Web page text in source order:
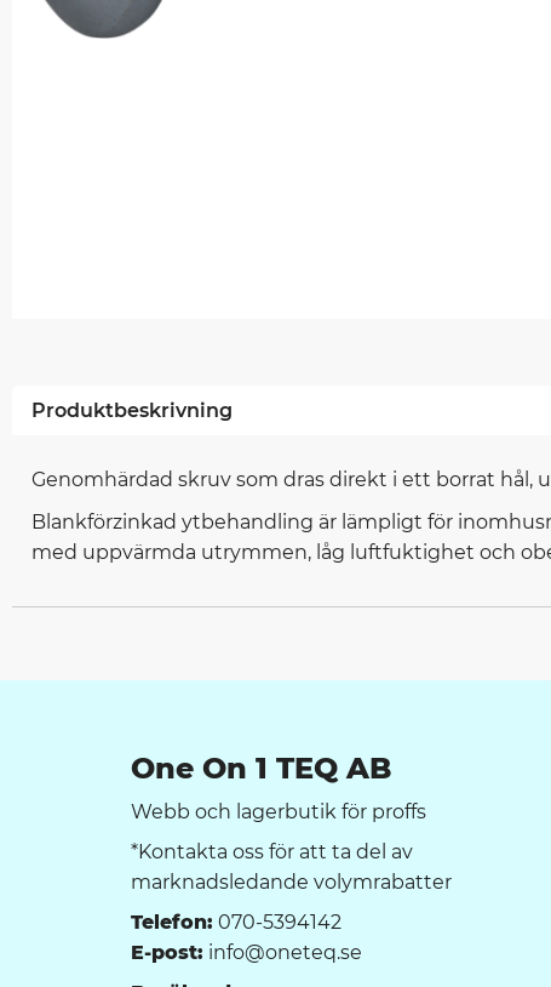
Produktbeskrivning
Genomhärdad skruv som dras direkt i ett borrat hål,
Blankförzinkad ytbehandling är lämpligt för
med uppvärmda utrymmen, låg luftfuktighet och
One On 1 TEQ AB
Webb och lagerbutik för proffs
*Kontakta oss för att ta del av
marknadsledande volymrabatter
Telefon: 070-5394142
E-post: info@oneteq.se